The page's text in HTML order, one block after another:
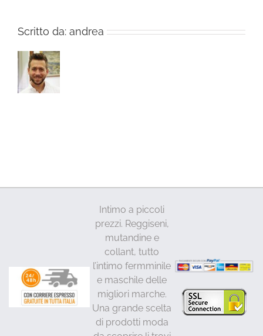
Scritto da: andrea
Intimo a piccoli
prezzi. Reggiseni,
mutandine e
collant, tutto
l’intimo fermminile
e maschile delle
migliori marche.
Una grande scelta
di prodotti moda